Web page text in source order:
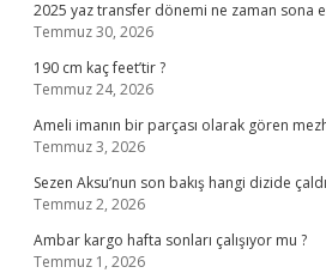
2025 yaz transfer dönemi ne zaman sona
Temmuz 30, 2026
190 cm kaç feet’tir ?
Temmuz 24, 2026
Ameli imanın bir parçası olarak gören
Temmuz 3, 2026
Sezen Aksu’nun son bakış hangi dizide
Temmuz 2, 2026
Ambar kargo hafta sonları çalışıyor mu ?
Temmuz 1, 2026